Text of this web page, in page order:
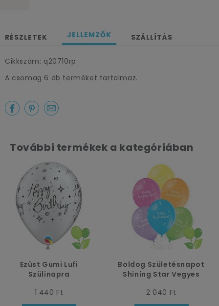
RÉSZLETEK JELLEMZŐK SZÁLLÍTÁS
Cikkszám: q20710rp
A csomag 6 db terméket tartalmaz.
További termékek a kategóriában
Ezüst Gumi Lufi
Szülinapra
1 440 Ft
Boldog Születésnapot
Shining Star Vegyes
2 040 Ft